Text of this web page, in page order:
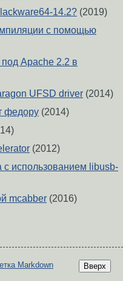
14.2? (2019)
с помощью
Apache 2.2 в
UFSD driver (2014)
федору (2014)
(2012)
с использованием libusb-
mcabber (2016)
Вверх
Markdown